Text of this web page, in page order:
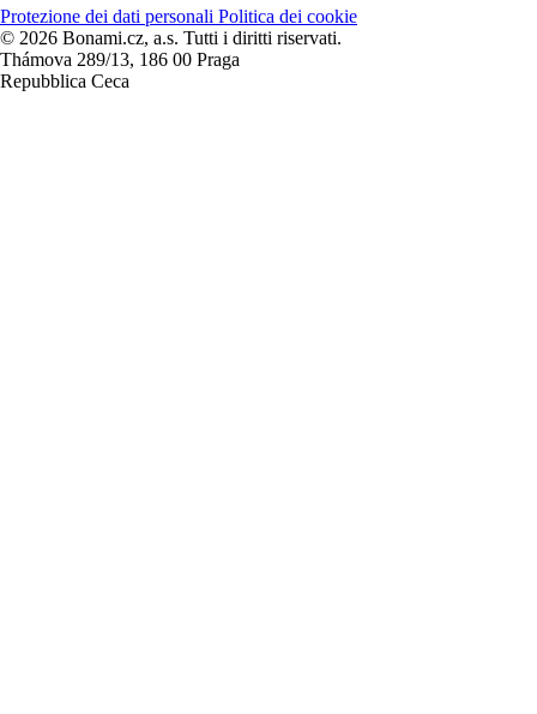
Protezione dei dati personali Politica dei cookie
© 2026 Bonami.cz, a.s. Tutti i diritti riservati.
Thámova 289/13, 186 00 Praga
Repubblica Ceca